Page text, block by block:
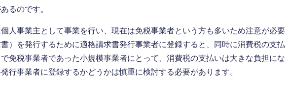
るのです。
人事業主として事業を行い、現在は免税事業者という方も多いため注意が必要
）を発行するために適格請求書発行事業者に登録すると、同時に消費税の支払
免税事業者であった小規模事業者にとって、消費税の支払いは大きな負担にな
行事業者に登録するかどうかは慎重に検討する必要があります。